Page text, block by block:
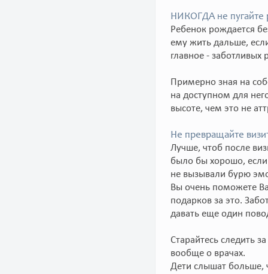
НИКОГДА не пугайте
Ребенок рождается
ему жить дальше,
главное - заботливых
Примерно зная на
на доступном для
высоте, чем это не
Не превращайте
Лучше, чтоб после
было бы хорошо,
не вызывали бурю
Вы очень поможете
подарков за это.
давать еще один
Старайтесь следить
вообще о врачах.
Дети слышат больше,